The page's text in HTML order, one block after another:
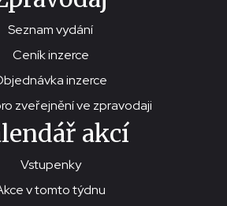
Seznam vydání
Ceník inzerce
inzerce
zveřejnění ve zpravodaji
akcí
Vstupenky
v tomto týdnu